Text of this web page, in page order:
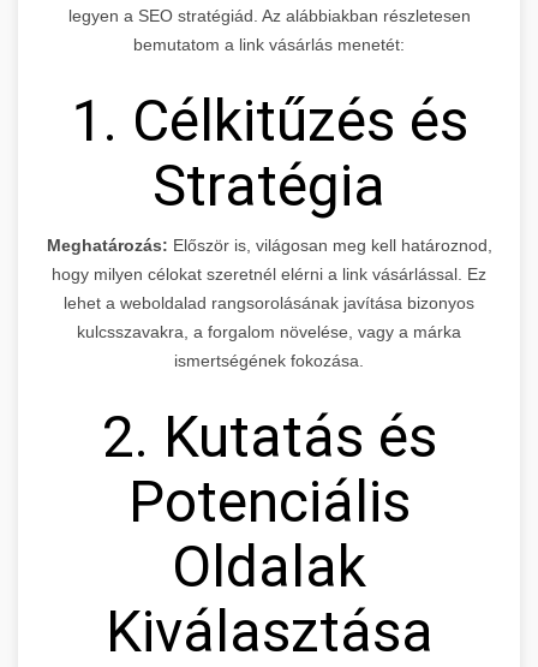
legyen a SEO stratégiád. Az alábbiakban részletesen
bemutatom a link vásárlás menetét:
1. Célkitűzés és
Stratégia
Meghatározás: Először is, világosan meg kell határoznod,
hogy milyen célokat szeretnél elérni a link vásárlással. Ez
lehet a weboldalad rangsorolásának javítása bizonyos
kulcsszavakra, a forgalom növelése, vagy a márka
ismertségének fokozása.
2. Kutatás és
Potenciális
Oldalak
Kiválasztása